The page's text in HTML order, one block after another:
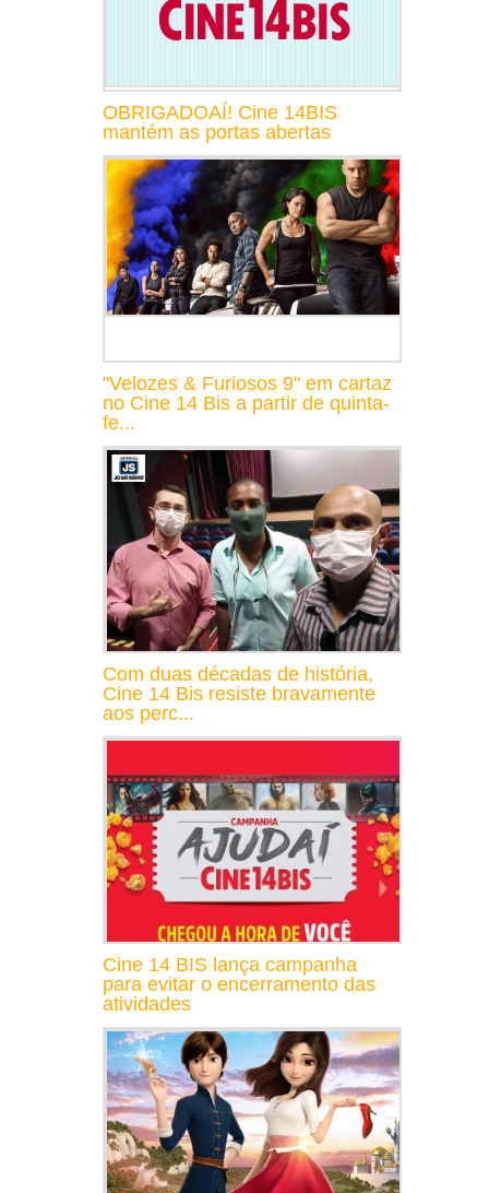
OBRIGADOAÍ! Cine 14BIS
mantém as portas abertas
"Velozes & Furiosos 9" em cartaz
no Cine 14 Bis a partir de quinta-
fe...
Com duas décadas de história,
Cine 14 Bis resiste bravamente
aos perc...
Cine 14 BIS lança campanha
para evitar o encerramento das
atividades